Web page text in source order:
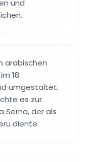
und
arabischen
18.
umgestaltet.
es zur
Serna, der als
diente.